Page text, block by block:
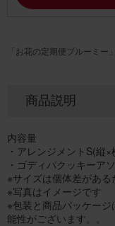
「お花の定期便ブルーミー
商品説明
内容量
・アレンジメントS(縦
・ゴディバクッキーア
※サイズは個体差がある
※写真はイメージです
※包装と商品パッケー
能性がございます。。